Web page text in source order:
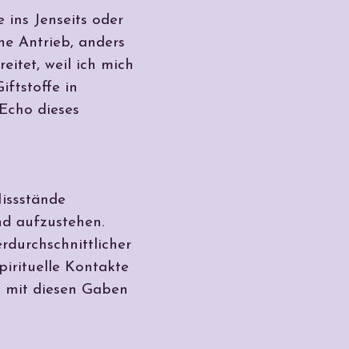
ins Jenseits oder
Antrieb, anders
weil ich mich
in
dieses
aufzustehen.
Kontakte
diesen Gaben